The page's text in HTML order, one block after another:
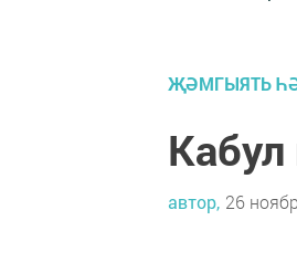
ҖӘМГЫЯТЬ
Кабул
автор, 26